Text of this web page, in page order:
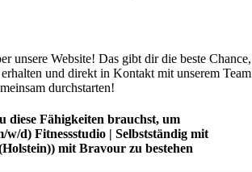
unsere Website! Das gibt dir die beste Chance,
und direkt in Kontakt mit unserem Team
durchstarten!
diese Fähigkeiten brauchst, um
w/d) Fitnessstudio | Selbstständig mit
mit Bravour zu bestehen